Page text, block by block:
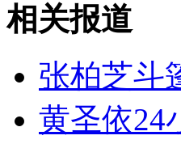
山西运城恶犬咬伤多人
相关报道
张柏芝斗
黄圣依24